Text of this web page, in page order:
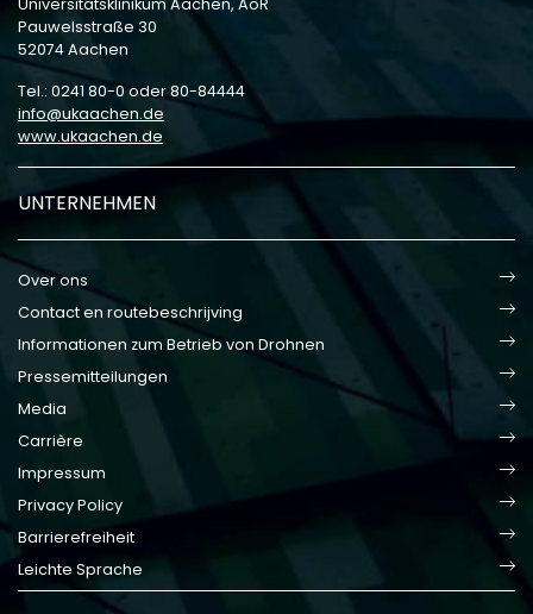
Universitätsklinikum Aachen, AöR
Pauwelsstraße 30
52074 Aachen
Tel.: 0241 80-0 oder 80-84444
info
ukaachen de
www.ukaachen.de
UNTERNEHMEN
Over ons
Contact en routebeschrijving
Informationen zum Betrieb von Drohnen
Pressemitteilungen
Media
Carrière
Impressum
Privacy Policy
Barrierefreiheit
Leichte Sprache